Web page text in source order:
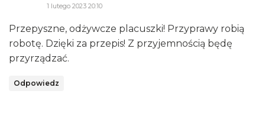
1 lutego 2023 20:10
Przepyszne, odżywcze placuszki! Przyprawy robią
robotę. Dzięki za przepis! Z przyjemnością będę
przyrządzać.
Odpowiedz